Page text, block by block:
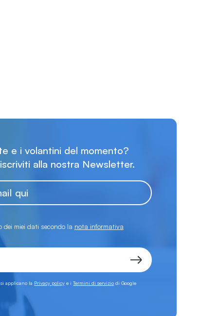
e i volantini del momento?
alla nostra Newsletter.
miei dati secondo la nota informativa
applicano la Privacy policy e iTermini di servizio di Google